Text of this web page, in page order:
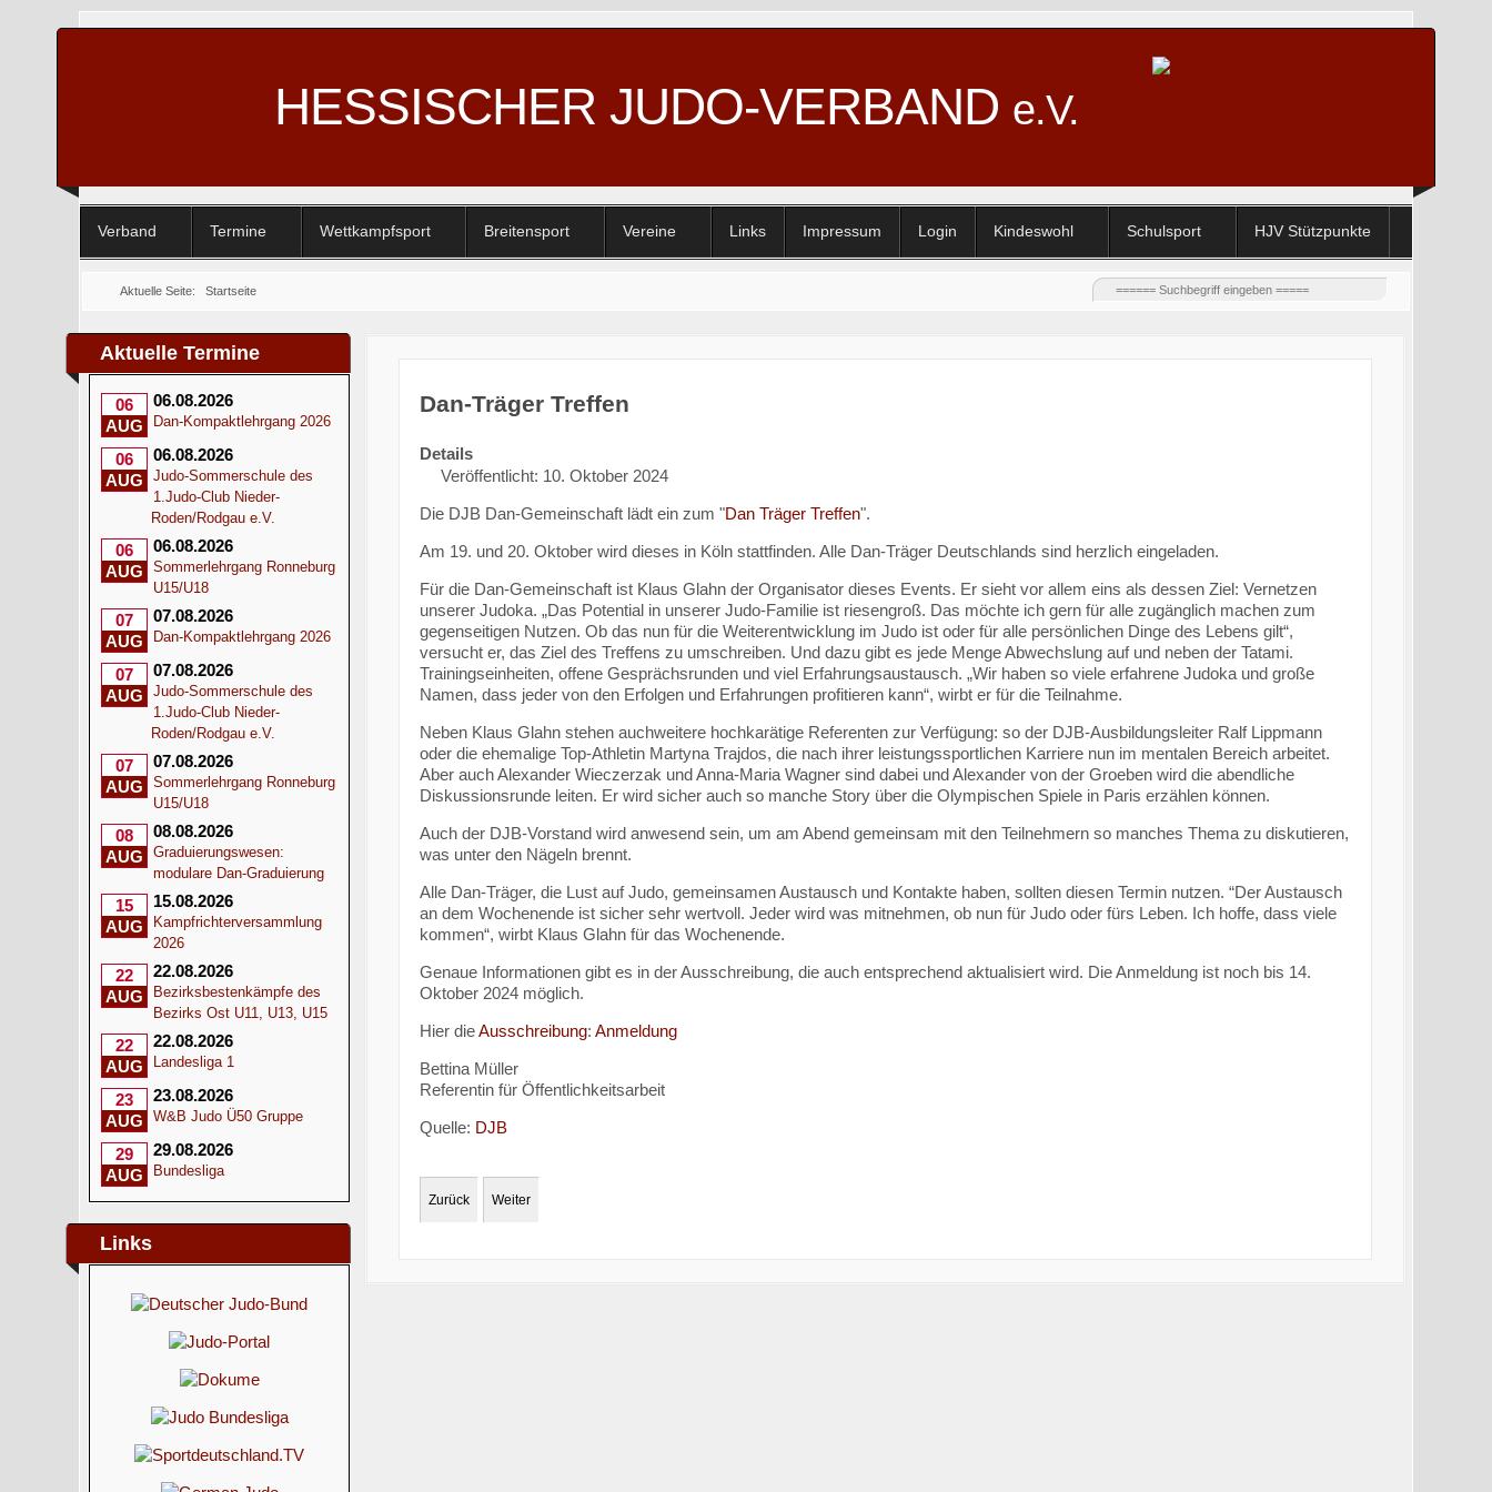
HESSISCHER JUDO-VERBAND e.V.
Verband Termine Wettkampfsport Breitensport Vereine Links Impressum Login Kindeswohl Schulsport HJV Stützpunkte
Aktuelle Seite:Startseite
Aktuelle Termine
06
AUG
06.08.2026
Dan-Kompaktlehrgang 2026
06
AUG
06.08.2026
Judo-Sommerschule des
1.Judo-Club Nieder-
Roden/Rodgau e.V.
06
AUG
06.08.2026
Sommerlehrgang Ronneburg
U15/U18
07
AUG
07.08.2026
Dan-Kompaktlehrgang 2026
07
AUG
07.08.2026
Judo-Sommerschule des
1.Judo-Club Nieder-
Roden/Rodgau e.V.
07
AUG
07.08.2026
Sommerlehrgang Ronneburg
U15/U18
08
AUG
08.08.2026
Graduierungswesen:
modulare Dan-Graduierung
15
AUG
15.08.2026
Kampfrichterversammlung
2026
22
AUG
22.08.2026
Bezirksbestenkämpfe des
Bezirks Ost U11, U13, U15
22
AUG
22.08.2026
Landesliga 1
23
AUG
23.08.2026
W&B Judo Ü50 Gruppe
29
AUG
29.08.2026
Bundesliga
Links
Dan-Träger Treffen
Details
Veröffentlicht: 10. Oktober 2024
Die DJB Dan-Gemeinschaft lädt ein zum "Dan Träger Treffen".
Am 19. und 20. Oktober wird dieses in Köln stattfinden. Alle Dan-Träger Deutschlands sind herzlich eingeladen.
Für die Dan-Gemeinschaft ist Klaus Glahn der Organisator dieses Events. Er sieht vor allem eins als dessen Ziel: Vernetzen
unserer Judoka. „Das Potential in unserer Judo-Familie ist riesengroß. Das möchte ich gern für alle zugänglich machen zum
gegenseitigen Nutzen. Ob das nun für die Weiterentwicklung im Judo ist oder für alle persönlichen Dinge des Lebens gilt“,
versucht er, das Ziel des Treffens zu umschreiben. Und dazu gibt es jede Menge Abwechslung auf und neben der Tatami.
Trainingseinheiten, offene Gesprächsrunden und viel Erfahrungsaustausch. „Wir haben so viele erfahrene Judoka und große
Namen, dass jeder von den Erfolgen und Erfahrungen profitieren kann“, wirbt er für die Teilnahme.
Neben Klaus Glahn stehen auchweitere hochkarätige Referenten zur Verfügung: so der DJB-Ausbildungsleiter Ralf Lippmann
oder die ehemalige Top-Athletin Martyna Trajdos, die nach ihrer leistungssportlichen Karriere nun im mentalen Bereich arbeitet.
Aber auch Alexander Wieczerzak und Anna-Maria Wagner sind dabei und Alexander von der Groeben wird die abendliche
Diskussionsrunde leiten. Er wird sicher auch so manche Story über die Olympischen Spiele in Paris erzählen können.
Auch der DJB-Vorstand wird anwesend sein, um am Abend gemeinsam mit den Teilnehmern so manches Thema zu diskutieren,
was unter den Nägeln brennt.
Alle Dan-Träger, die Lust auf Judo, gemeinsamen Austausch und Kontakte haben, sollten diesen Termin nutzen. “Der Austausch
an dem Wochenende ist sicher sehr wertvoll. Jeder wird was mitnehmen, ob nun für Judo oder fürs Leben. Ich hoffe, dass viele
kommen“, wirbt Klaus Glahn für das Wochenende.
Genaue Informationen gibt es in der Ausschreibung, die auch entsprechend aktualisiert wird. Die Anmeldung ist noch bis 14.
Oktober 2024 möglich.
Hier dieAusschreibung: Anmeldung
Bettina Müller
Referentin für Öffentlichkeitsarbeit
Quelle: DJB
Zurück Weiter